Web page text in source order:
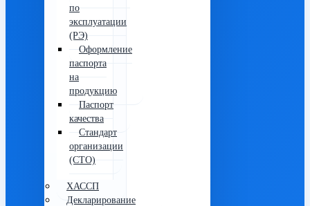
по
эксплуатации
(РЭ)
Оформление
паспорта
на
продукцию
Паспорт
качества
Стандарт
организации
(СТО)
ХАССП
Декларирование